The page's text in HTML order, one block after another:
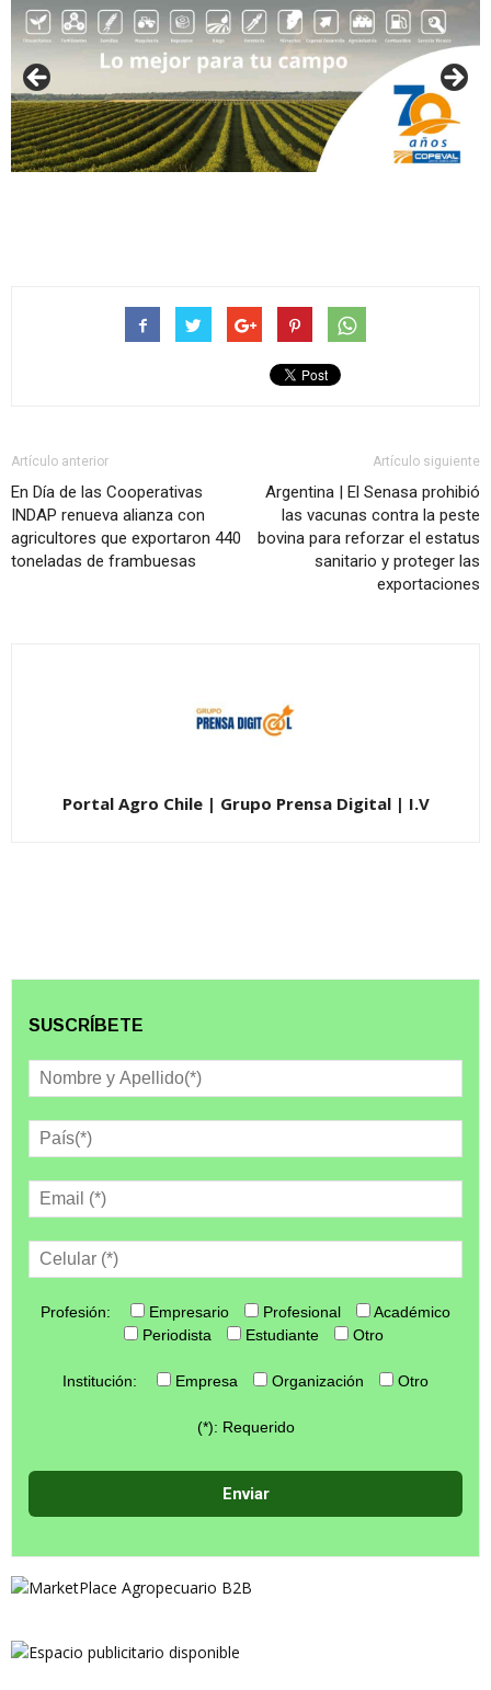
Artículo anterior
En Día de las Cooperativas
INDAP renueva alianza con
agricultores que exportaron 440
toneladas de frambuesas
Artículo siguiente
Argentina | El Senasa prohibió
las vacunas contra la peste
bovina para reforzar el estatus
sanitario y proteger las
exportaciones
Portal Agro Chile | Grupo Prensa Digital | I.V
SUSCRÍBETE
Profesión: Empresario Profesional
Académico
Periodista
Estudiante Otro
Institución: Empresa Organización Otro
(*): Requerido